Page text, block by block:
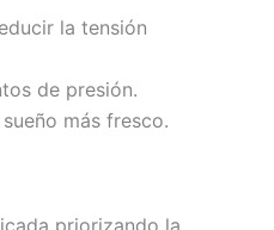
la tensión
de presión.
más fresco.
priorizando la